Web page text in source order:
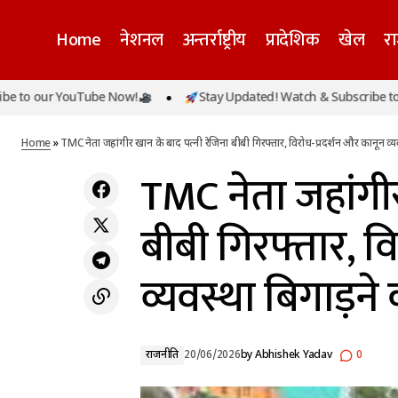
Home नेशनल अन्तर्राष्ट्रीय प्रादेशिक खेल
अंतरराष्ट्रीय योग दिवस पर बनबसा में होगा भव्य
आयोजन, सीएम धामी करेंगे योग और युवाओं से
TMC नेता
Now! Stay Updated! Watch & Subscribe to our
Home»TMC नेता जहांगीर खान के बाद पत्नी रेजिना बीबी गिरफ्तार, विरोध-प्रदर्शन और कानून
TMC नेता
बीबी गिरफ्तार,
व्यवस्था
राजनीति 20/06/2026byAbhishek Yadav 0